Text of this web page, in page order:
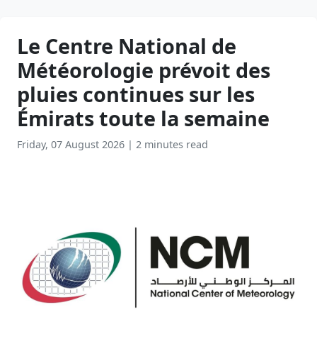
Le Centre National de
Météorologie prévoit des
pluies continues sur les
Émirats toute la semaine
Friday, 07 August 2026 | 2 minutes read